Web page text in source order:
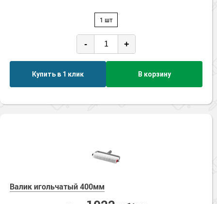
1 шт
- +
Купить в 1 клик В корзину
Валик игольчатый 400мм